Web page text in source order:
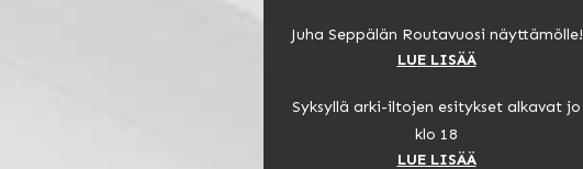
Juha Seppälän Routavuosi näyttämölle!
LUE LISÄÄ
Syksyllä arki-iltojen esitykset alkavat jo
klo 18
LUE LISÄÄ